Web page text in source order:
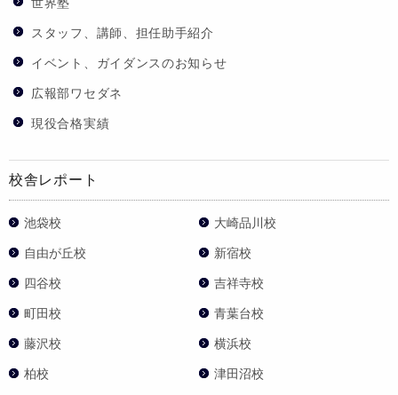
スタッフ、講師、担任助手紹介
イベント、ガイダンスのお知らせ
広報部ワセダネ
現役合格実績
校舎レポート
池袋校 大崎品川校
自由が丘校 新宿校
四谷校 吉祥寺校
町田校 青葉台校
藤沢校 横浜校
柏校 津田沼校